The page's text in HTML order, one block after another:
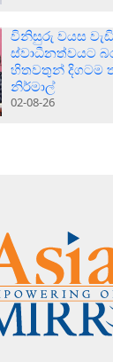
විනිසුරු වයස
ස්වාධීනත්වයට
හිතවතුන් දිගටම
නිර්මාල්
02-08-26